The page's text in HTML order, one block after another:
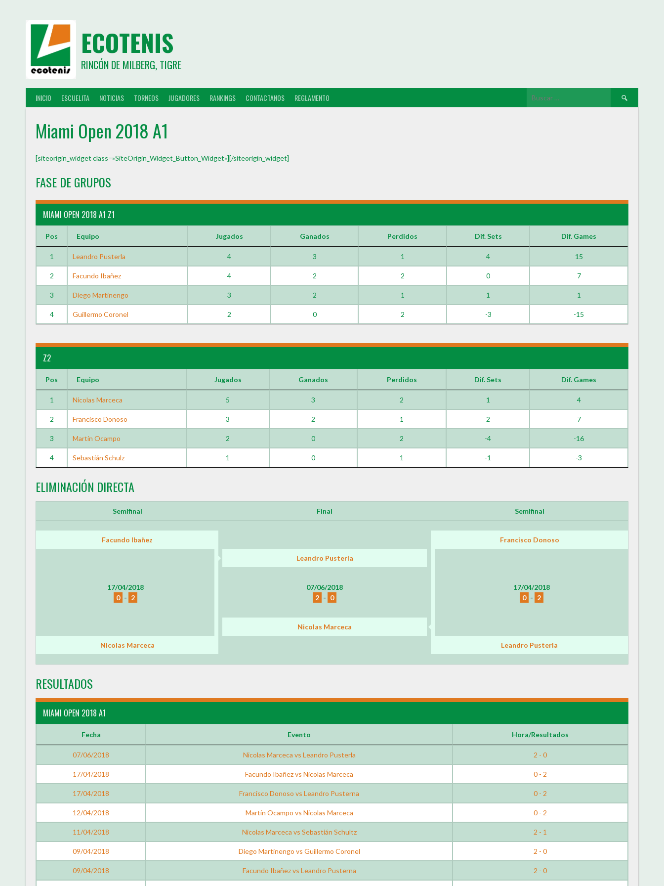
ECOTENIS
RINCÓN DE MILBERG, TIGRE
INICIO ESCUELITA NOTICIAS TORNEOS JUGADORES RANKINGS CONTACTANOS REGLAMENTO
Miami Open 2018 A1
[siteorigin_widget class=»SiteOrigin_Widget_Button_Widget»][/siteorigin_widget]
FASE DE GRUPOS
MIAMI OPEN 2018 A1 Z1
Pos Equipo Jugados Ganados Perdidos Dif. Sets Dif. Games
1 Leandro Pusterla 4 3 1 4 15
2 Facundo Ibañez 4 2 2 0 7
3 Diego Martinengo 3 2 1 1 1
4 Guillermo Coronel 2 0 2 -3 -15
Z2
Pos Equipo Jugados Ganados Perdidos Dif. Sets Dif. Games
1 Nicolas Marceca 5 3 2 1 4
2 Francisco Donoso 3 2 1 2 7
3 Martín Ocampo 2 0 2 -4 -16
4 Sebastián Schulz 1 0 1 -1 -3
ELIMINACIÓN DIRECTA
Semifinal Final Semifinal
Facundo Ibañez Francisco Donoso
17/04/2018
0 - 2
Leandro Pusterla
17/04/2018
0 - 2
07/06/2018
2 - 0
Nicolas Marceca
Nicolas Marceca Leandro Pusterla
RESULTADOS
MIAMI OPEN 2018 A1
Fecha Evento Hora/Resultados
07/06/2018 Nicolas Marceca vs Leandro Pusterla 2 - 0
17/04/2018 Facundo Ibañez vs Nicolas Marceca 0 - 2
17/04/2018 Francisco Donoso vs Leandro Pusterna 0 - 2
12/04/2018 Martín Ocampo vs Nicolas Marceca 0 - 2
11/04/2018 Nicolas Marceca vs Sebastián Schultz 2 - 1
09/04/2018 Diego Martinengo vs Guillermo Coronel 2 - 0
09/04/2018 Facundo Ibañez vs Leandro Pusterna 2 - 0